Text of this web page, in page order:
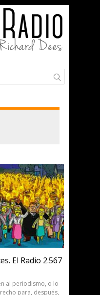
El Radio 2.567
al periodismo, o lo
para, después,